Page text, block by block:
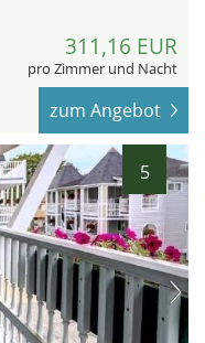
311,16 EUR
pro Zimmer und Nacht
zum Angebot
5